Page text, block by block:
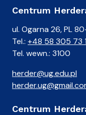
Centrum
ul. Ogarna 26, PL
Tel.: +48 58 305 73
Tel. wewn.: 3100
herder@ug.edu.pl
Centrum